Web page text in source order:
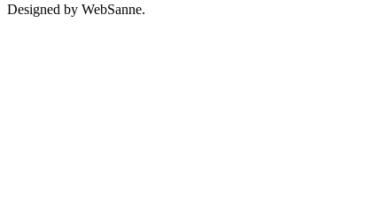
Designed by WebSanne.